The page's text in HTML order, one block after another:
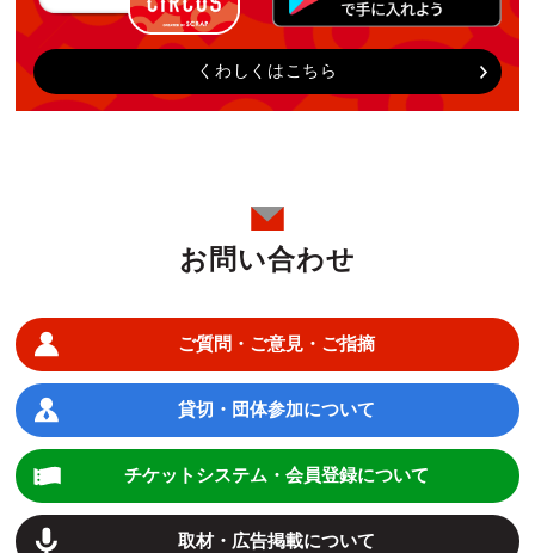
くわしくはこちら
お問い合わせ
ご質問・ご意見・ご指摘
貸切・団体参加について
チケットシステム・会員登録について
取材・広告掲載について